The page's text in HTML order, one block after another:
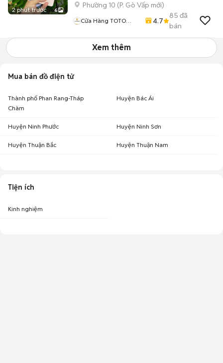
2 phút trước 6
Phường 10 (P. Gò Vấp mới)
Cửa Hàng TOTO
4.7
85 đã
bán
Xem thêm
Mua bán đồ điện tử
Thành phố Phan Rang-Tháp
Chàm
Huyện Bác Ái
Huyện Ninh Phước Huyện Ninh Sơn
Huyện Thuận Bắc Huyện Thuận Nam
Tiện ích
Kinh nghiệm